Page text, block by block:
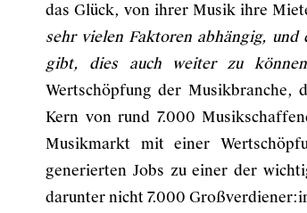
das Glück, von ihrer Musik ihre
sehr vielen Faktoren abhängig,
gibt, dies auch weiter zu
Wertschöpfung der
Kern von rund 7.000
Musikmarkt mit einer
generierten Jobs zu einer der
darunter nicht 7.000